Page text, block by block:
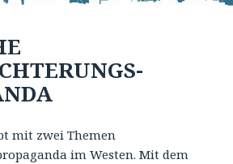
mit zwei Themen
im Westen. Mit dem